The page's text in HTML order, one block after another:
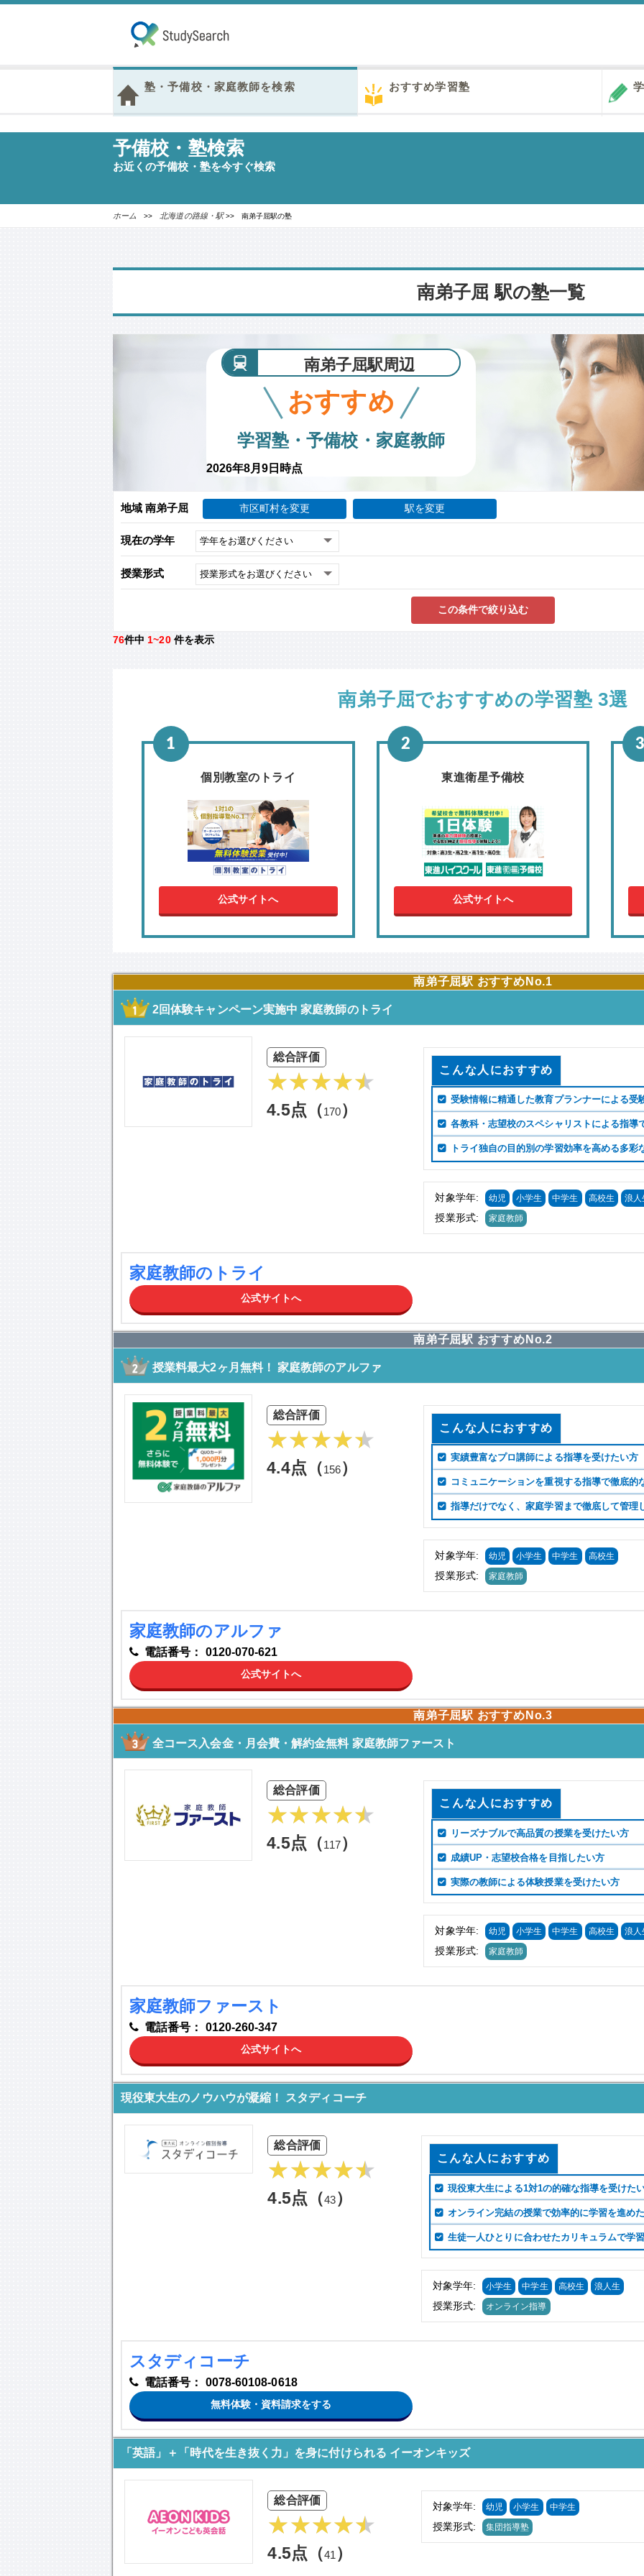
塾・予備校・家庭教師を検索 おすすめ学習塾
予備校・塾検索
お近くの予備校・塾を今すぐ検索
ホーム >> 北海道の路線・駅>> 南弟子屈駅の塾
南弟子屈 駅の塾一覧
南弟子屈駅周辺
おすすめ
学習塾・予備校・家庭教師
2026年8月9日時点
地域 南弟子屈 市区町村を変更 駅を変更
現在の学年
授業形式
この条件で絞り込む
76件中 1~20 件を表示
南弟子屈でおすすめの学習塾 3選
個別教室のトライ
公式サイトへ
東進衛星予備校
公式サイトへ
南弟子屈駅 おすすめNo.1
2回体験キャンペーン実施中 家庭教師のトライ
総合評価
4.5点（170）
こんな人におすすめ
受験情報に精通した教育プランナーによる受
各教科・志望校のスペシャリストによる指導
トライ独自の目的別の学習効率を高める多彩
対象学年: 幼児 小学生 中学生 高校生 浪人
授業形式: 家庭教師
家庭教師のトライ
公式サイトへ
南弟子屈駅 おすすめNo.2
授業料最大2ヶ月無料！ 家庭教師のアルファ
総合評価
4.4点（156）
こんな人におすすめ
実績豊富なプロ講師による指導を受けたい方
コミュニケーションを重視する指導で徹底的
指導だけでなく、家庭学習まで徹底して管理
対象学年: 幼児 小学生 中学生 高校生
授業形式: 家庭教師
家庭教師のアルファ
電話番号： 0120-070-621
公式サイトへ
南弟子屈駅 おすすめNo.3
全コース入会金・月会費・解約金無料 家庭教師ファースト
総合評価
4.5点（117）
こんな人におすすめ
リーズナブルで高品質の授業を受けたい方
成績UP・志望校合格を目指したい方
実際の教師による体験授業を受けたい方
対象学年: 幼児 小学生 中学生 高校生 浪人
授業形式: 家庭教師
家庭教師ファースト
電話番号： 0120-260-347
公式サイトへ
現役東大生のノウハウが凝縮！ スタディコーチ
総合評価
4.5点（43）
こんな人におすすめ
現役東大生による1対1の的確な指導を受けた
オンライン完結の授業で効率的に学習を進め
生徒一人ひとりに合わせたカリキュラムで学
対象学年: 小学生 中学生 高校生 浪人生
授業形式: オンライン指導
スタディコーチ
電話番号： 0078-60108-0618
無料体験・資料請求をする
「英語」＋「時代を生き抜く力」を身に付けられる イーオンキッズ
総合評価
4.5点（41）
対象学年: 幼児 小学生 中学生
授業形式: 集団指導塾